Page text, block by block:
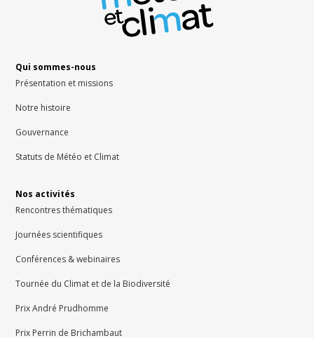
Qui sommes-nous
Présentation et missions
Notre histoire
Gouvernance
Statuts de Météo et Climat
Nos activités
Rencontres thématiques
Journées scientifiques
Conférences & webinaires
Tournée du Climat et de la Biodiversité
Prix André Prudhomme
Prix Perrin de Brichambaut